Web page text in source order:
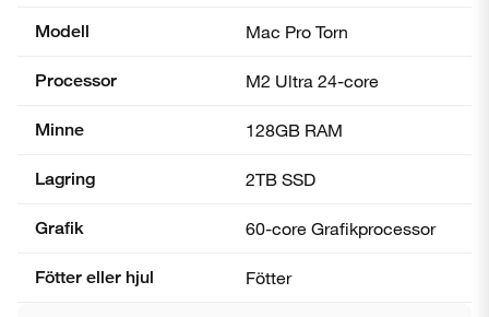
Modell Mac Pro Torn
Processor M2 Ultra 24-core
Minne 128GB RAM
Lagring 2TB SSD
Grafik 60-core Grafik­processor
Fötter eller hjul Fötter